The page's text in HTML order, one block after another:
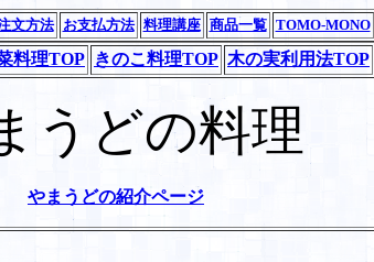
文方法 お支払方法 料理講座 商品一覧 TOMO-MONO
料理TOP きのこ料理TOP 木の実利用法TOP
うどの料理
やまうどの紹介ページ